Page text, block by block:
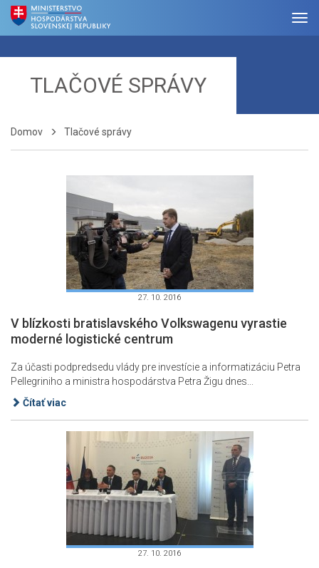
TLAČOVÉ SPRÁVY
Domov Tlačové správy
27. 10. 2016
V blízkosti bratislavského Volkswagenu vyrastie
moderné logistické centrum
Za účasti podpredsedu vlády pre investície a informatizáciu Petra
Pellegriniho a ministra hospodárstva Petra Žigu dnes...
Čítať viac
27. 10. 2016